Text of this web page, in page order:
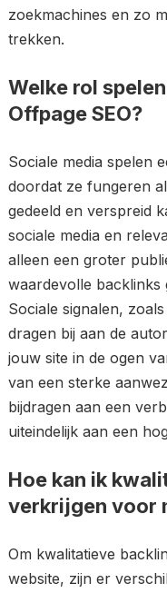
zoekmachines en zo
trekken.
Welke rol
Offpage SEO?
Sociale media spelen
doordat ze fungeren
gedeeld en verspreid
sociale media en
alleen een groter
waardevolle backlinks
Sociale signalen,
dragen bij aan de
jouw site in de ogen
van een sterke
bijdragen aan een
uiteindelijk aan een
Hoe kan ik
verkrijgen voor
Om kwalitatieve
website, zijn er